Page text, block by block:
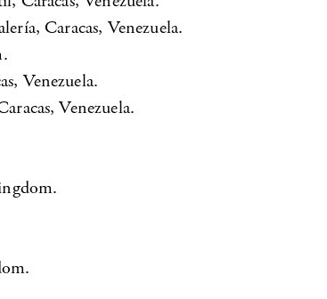
Caracas, Venezuela.
Venezuela.
Venezuela.